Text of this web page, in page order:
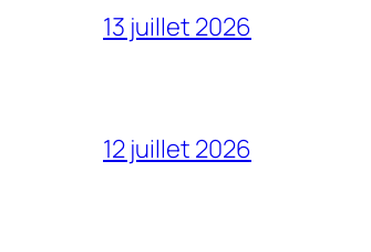
13 juillet 2026
12 juillet 2026